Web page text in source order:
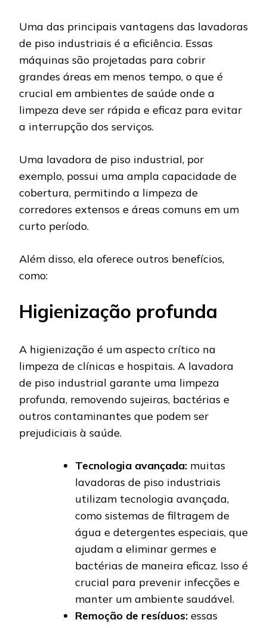
Uma das principais vantagens das lavadoras
de piso industriais é a eficiência. Essas
máquinas são projetadas para cobrir
grandes áreas em menos tempo, o que é
crucial em ambientes de saúde onde a
limpeza deve ser rápida e eficaz para evitar
a interrupção dos serviços.
Uma lavadora de piso industrial, por
exemplo, possui uma ampla capacidade de
cobertura, permitindo a limpeza de
corredores extensos e áreas comuns em um
curto período.
Além disso, ela oferece outros benefícios,
como:
Higienização profunda
A higienização é um aspecto crítico na
limpeza de clínicas e hospitais. A lavadora
de piso industrial garante uma limpeza
profunda, removendo sujeiras, bactérias e
outros contaminantes que podem ser
prejudiciais à saúde.
Tecnologia avançada: muitas
lavadoras de piso industriais
utilizam tecnologia avançada,
como sistemas de filtragem de
água e detergentes especiais, que
ajudam a eliminar germes e
bactérias de maneira eficaz. Isso é
crucial para prevenir infecções e
manter um ambiente saudável.
Remoção de resíduos: essas